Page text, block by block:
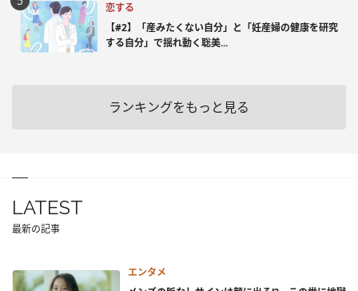
恋する
【#2】「産みたくない自分」と「妊産婦の健康を研究
する自分」で揺れ動く聡美...
ランキングをもっと見る
LATEST
最新の記事
エンタメ